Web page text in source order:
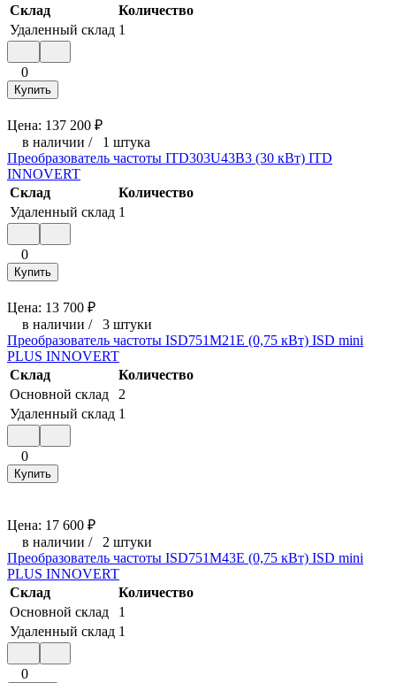
Склад
Количество
Удаленный склад 1
0
Купить
Цена: 137 200 ₽
в наличии / 1 штука
Преобразователь частоты ITD303U43B3 (30 кВт) ITD
INNOVERT
Склад
Количество
Удаленный склад 1
0
Купить
Цена: 13 700 ₽
в наличии / 3 штуки
Преобразователь частоты ISD751M21E (0,75 кВт) ISD mini
PLUS INNOVERT
Склад
Количество
Основной склад
2
Удаленный склад 1
0
Купить
Цена: 17 600 ₽
в наличии / 2 штуки
Преобразователь частоты ISD751M43E (0,75 кВт) ISD mini
PLUS INNOVERT
Склад
Количество
Основной склад
1
Удаленный склад 1
0